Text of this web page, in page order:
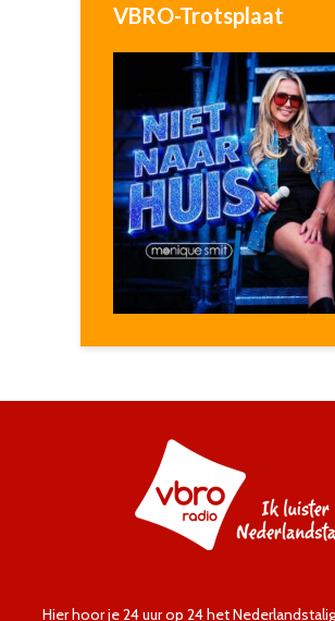
VBRO-Trotsplaat
Hier hoor je 24 uur op 24 het